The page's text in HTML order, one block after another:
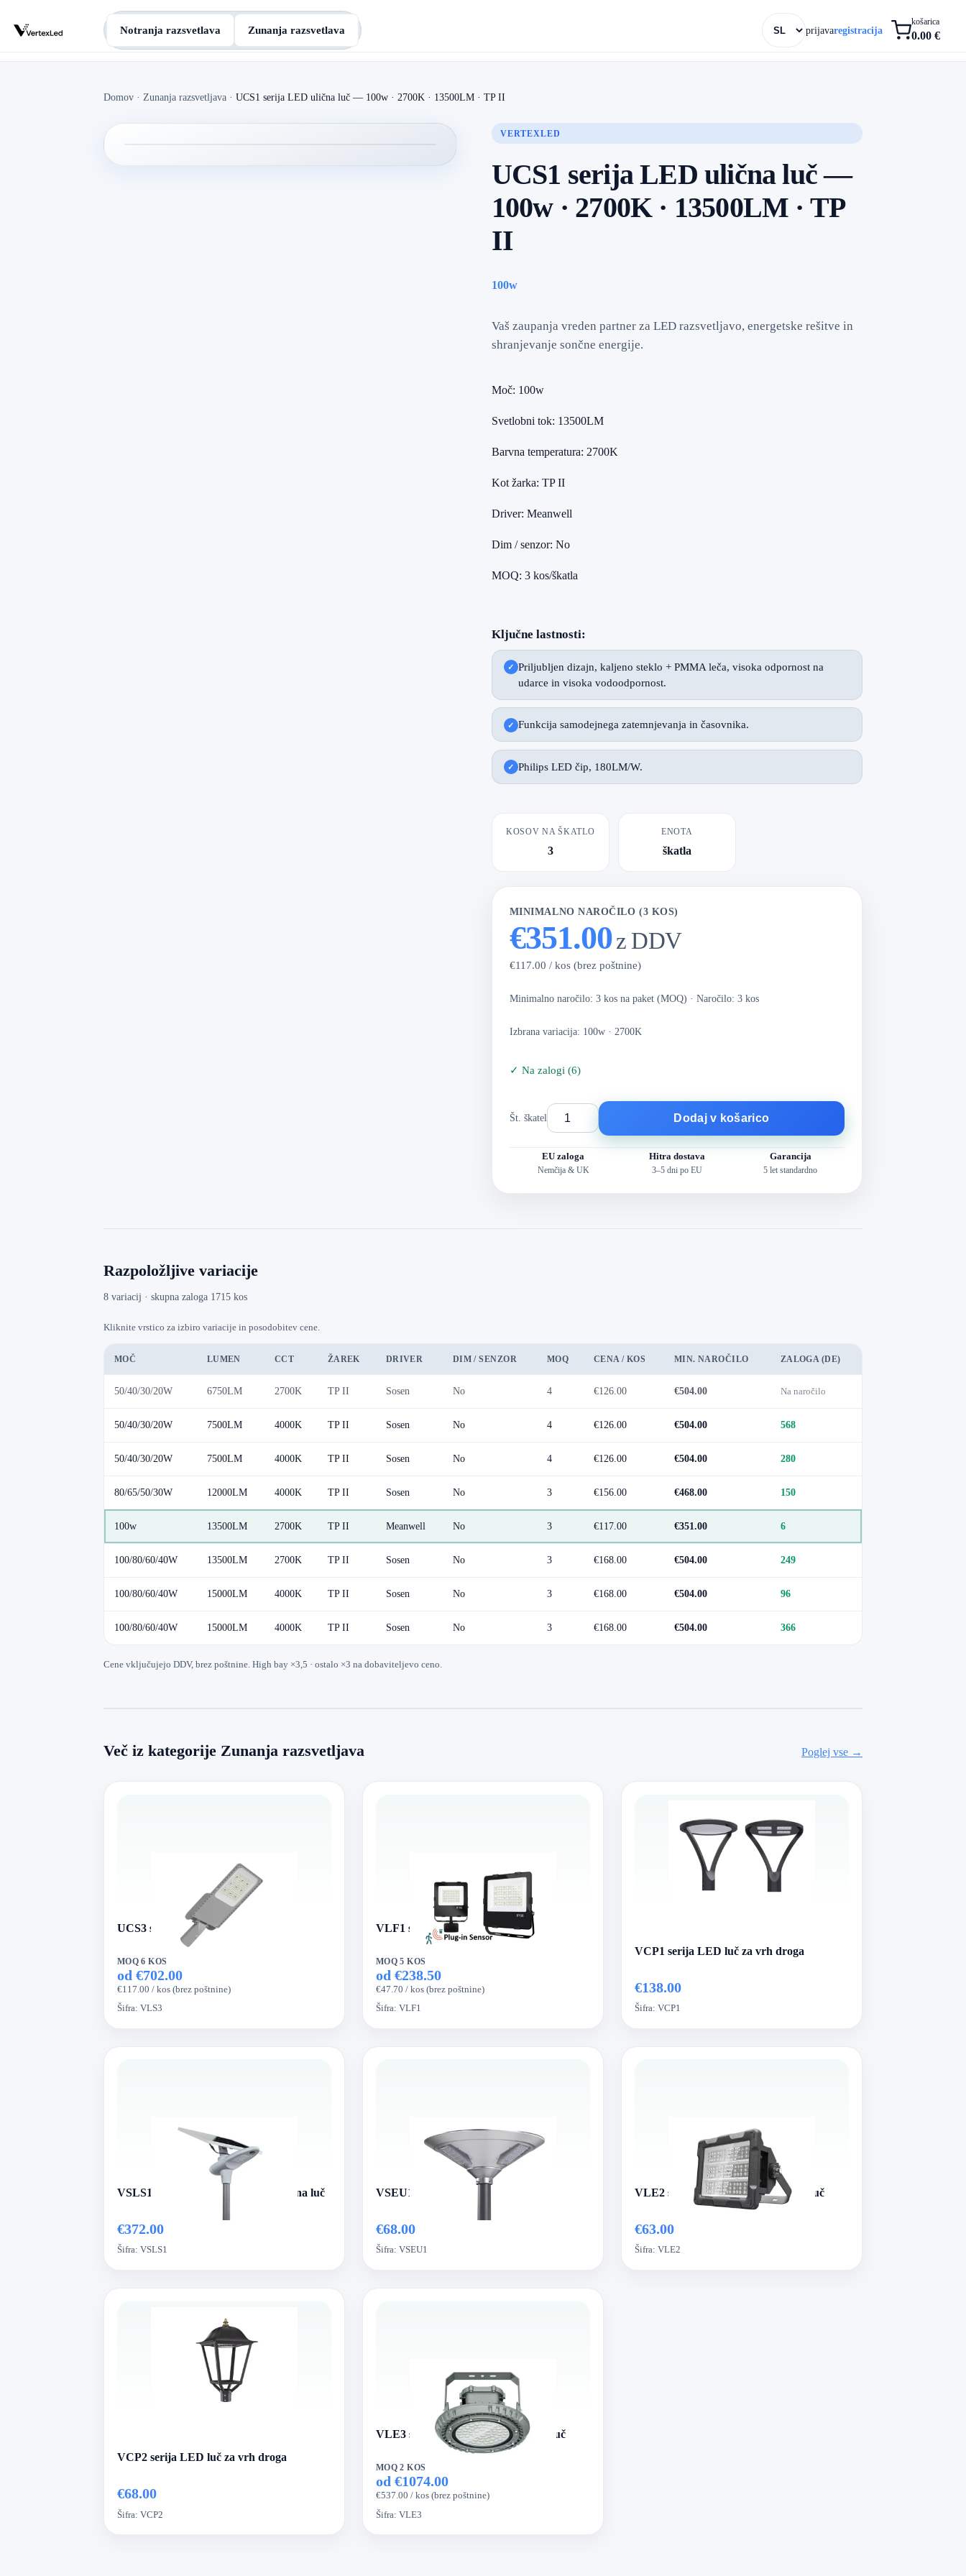
Notranja razsvetlava Zunanja razsvetlava prijavaregistracija
košarica
0.00 €
Domov · Zunanja razsvetljava · UCS1 serija LED ulična luč — 100w · 2700K · 13500LM · TP II
VERTEXLED
UCS1 serija LED ulična luč —
100w · 2700K · 13500LM · TP
II
100w
Vaš zaupanja vreden partner za LED razsvetljavo, energetske rešitve in
shranjevanje sončne energije.
Moč: 100w
Svetlobni tok: 13500LM
Barvna temperatura: 2700K
Kot žarka: TP II
Driver: Meanwell
Dim / senzor: No
MOQ: 3 kos/škatla
Ključne lastnosti:
Priljubljen dizajn, kaljeno steklo + PMMA leča, visoka odpornost na
udarce in visoka vodoodpornost.
Funkcija samodejnega zatemnjevanja in časovnika.
Philips LED čip, 180LM/W.
KOSOV NA ŠKATLO
3
ENOTA
škatla
MINIMALNO NAROČILO (3 KOS)
€351.00z DDV
€117.00 / kos (brez poštnine)
Minimalno naročilo: 3 kos na paket (MOQ) · Naročilo: 3 kos
Izbrana variacija: 100w · 2700K
✓ Na zalogi (6)
Št. škatel Dodaj v košarico
EU zaloga
Nemčija & UK
Hitra dostava
3–5 dni po EU
Garancija
5 let standardno
Razpoložljive variacije
8 variacij · skupna zaloga 1715 kos
Kliknite vrstico za izbiro variacije in posodobitev cene.
MOČ LUMEN CCT ŽAREK DRIVER DIM / SENZOR MOQ CENA / KOS MIN. NAROČILO ZALOGA (DE)
50/40/30/20W 6750LM 2700K TP II Sosen No 4 €126.00 €504.00 Na naročilo
50/40/30/20W 7500LM 4000K TP II Sosen No 4 €126.00 €504.00 568
50/40/30/20W 7500LM 4000K TP II Sosen No 4 €126.00 €504.00 280
80/65/50/30W 12000LM 4000K TP II Sosen No 3 €156.00 €468.00 150
100w 13500LM 2700K TP II Meanwell No 3 €117.00 €351.00 6
100/80/60/40W 13500LM 2700K TP II Sosen No 3 €168.00 €504.00 249
100/80/60/40W 15000LM 4000K TP II Sosen No 3 €168.00 €504.00 96
100/80/60/40W 15000LM 4000K TP II Sosen No 3 €168.00 €504.00 366
Cene vključujejo DDV, brez poštnine. High bay ×3,5 · ostalo ×3 na dobaviteljevo ceno.
Več iz kategorije Zunanja razsvetljava Poglej vse →
UCS3 serija LED ulična luč
MOQ 6 KOS
od €702.00
€117.00 / kos (brez poštnine)
Šifra: VLS3
VLF1 serija VertexLed reflektor
MOQ 5 KOS
od €238.50
€47.70 / kos (brez poštnine)
Šifra: VLF1
VCP1 serija LED luč za vrh droga
€138.00
Šifra: VCP1
VSLS1 serija VertexLed solarna ulična luč
€372.00
Šifra: VSLS1
VSEU1 serija sončna LED vrtna luč
€68.00
Šifra: VSEU1
VLE2 serija LED protieksplozijska luč
€63.00
Šifra: VLE2
VCP2 serija LED luč za vrh droga
€68.00
Šifra: VCP2
VLE3 serija LED protieksplozijska luč
MOQ 2 KOS
od €1074.00
€537.00 / kos (brez poštnine)
Šifra: VLE3